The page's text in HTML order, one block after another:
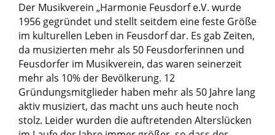
Der Musikverein „Harmonie Feusdorf e.V. wurde
1956 gegründet und stellt seitdem eine feste Größe
im kulturellen Leben in Feusdorf dar. Es gab Zeiten,
da musizierten mehr als 50 Feusdorferinnen und
Feusdorfer im Musikverein, das waren seinerzeit
mehr als 10% der Bevölkerung. 12
Gründungsmitglieder haben mehr als 50 Jahre lang
aktiv musiziert, das macht uns auch heute noch
stolz. Leider wurden die auftretenden Alterslücken